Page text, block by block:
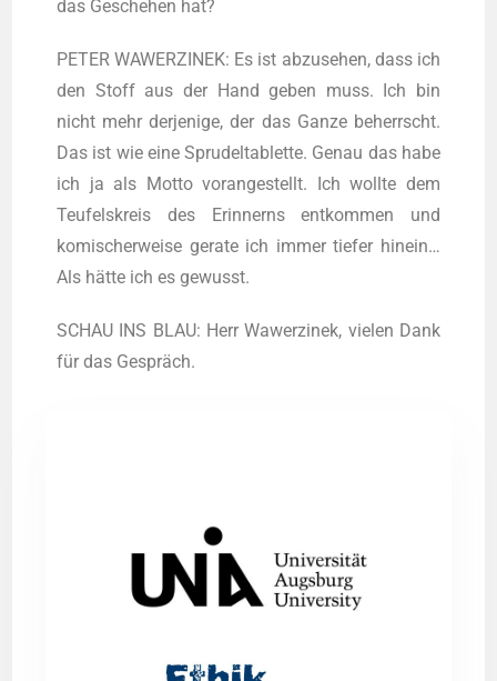
das Gesche­hen hat?
PETER WAWERZINEK: Es ist abzu­se­hen, dass ich
den Stoff aus der Hand geben muss. Ich bin
nicht mehr der­je­ni­ge, der das Gan­ze beherrscht.
Das ist wie eine Spru­del­ta­blet­te. Genau das habe
ich ja als Mot­to vor­an­ge­stellt. Ich woll­te dem
Teu­fels­kreis des Erin­nerns ent­kom­men und
komi­scher­wei­se gera­te ich immer tie­fer hin­ein…
Als hät­te ich es gewusst.
SCHAU INS BLAU: Herr Wawer­zi­nek, vie­len Dank
für das Gespräch.